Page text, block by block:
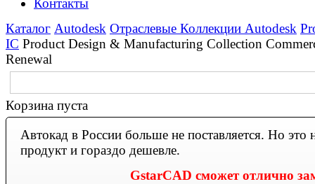
Контакты
Каталог Autodesk Отраслевые Коллекции Autodesk
IC Product Design & Manufacturing Collection
Renewal
Корзина пуста
Автокад в России больше не поставляется. Но
продукт и гораздо дешевле.
GstarCAD сможет отлично